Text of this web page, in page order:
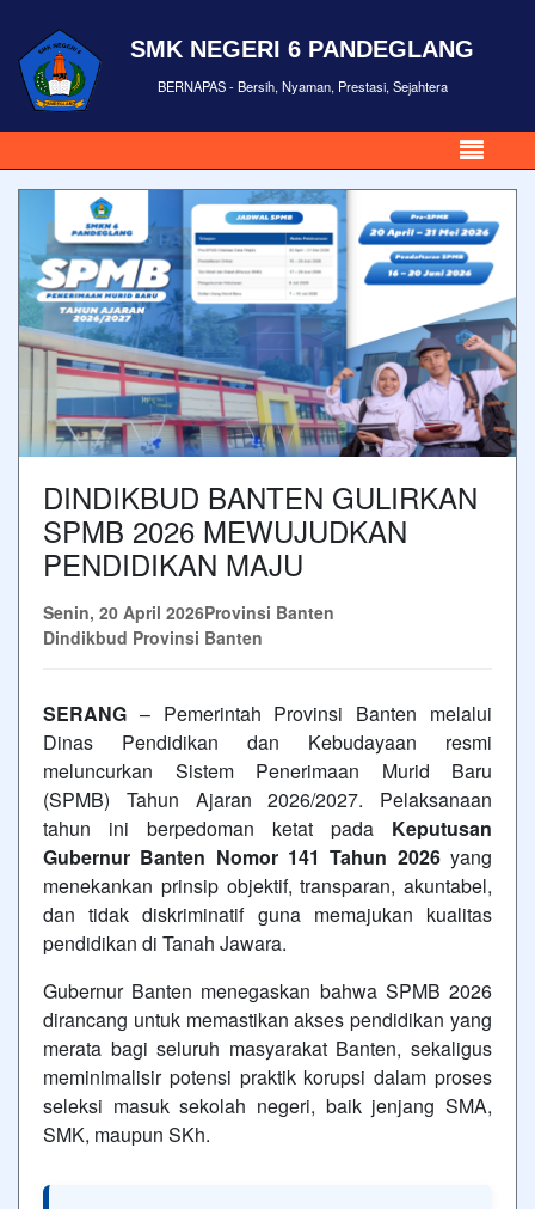
SMK NEGERI 6 PANDEGLANG
BERNAPAS - Bersih, Nyaman, Prestasi, Sejahtera
DINDIKBUD BANTEN GULIRKAN
SPMB 2026 MEWUJUDKAN
PENDIDIKAN MAJU
Senin, 20 April 2026Provinsi Banten
Dindikbud Provinsi Banten
SERANG – Pemerintah Provinsi Banten melalui
Dinas Pendidikan dan Kebudayaan resmi
meluncurkan Sistem Penerimaan Murid Baru
(SPMB) Tahun Ajaran 2026/2027. Pelaksanaan
tahun ini berpedoman ketat pada Keputusan
Gubernur Banten Nomor 141 Tahun 2026yang
menekankan prinsip objektif, transparan, akuntabel,
dan tidak diskriminatif guna memajukan kualitas
pendidikan di Tanah Jawara.
Gubernur Banten menegaskan bahwa SPMB 2026
dirancang untuk memastikan akses pendidikan yang
merata bagi seluruh masyarakat Banten, sekaligus
meminimalisir potensi praktik korupsi dalam proses
seleksi masuk sekolah negeri, baik jenjang SMA,
SMK, maupun SKh.